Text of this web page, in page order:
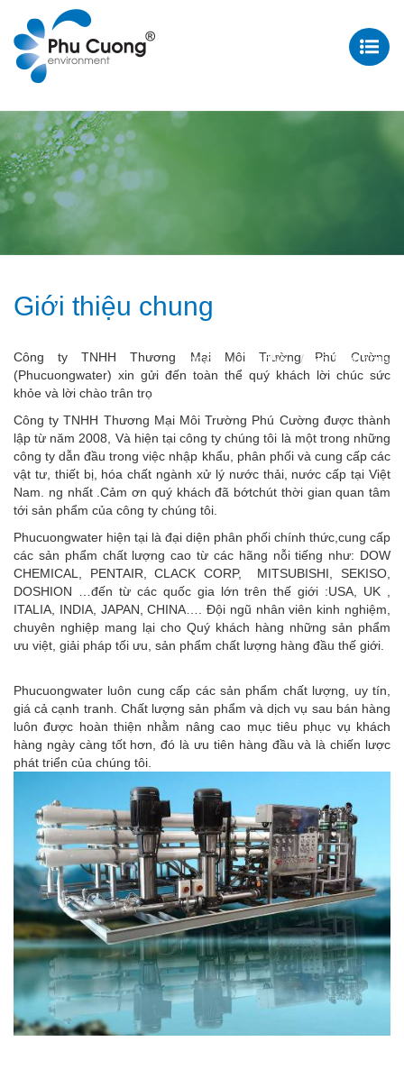
Trang chủ Giới thiệu Giới thiệu chung
Giới thiệu chung
Công ty TNHH Thương Mại Môi Trường Phú Cường
(Phucuongwater) xin gửi đến toàn thể quý khách lời chúc sức
khỏe và lời chào trân trọ
Công ty TNHH Thương Mại Môi Trường Phú Cường được thành
lập từ năm 2008, Và hiện tại công ty chúng tôi là một trong những
công ty dẫn đầu trong việc nhập khẩu, phân phối và cung cấp các
vật tư, thiết bị, hóa chất ngành xử lý nước thải, nước cấp tại Việt
Nam. ng nhất .Cảm ơn quý khách đã bớtchút thời gian quan tâm
tới sản phẩm của công ty chúng tôi.
Phucuongwater hiện tại là đại diện phân phối chính thức,cung cấp
các sản phẩm chất lượng cao từ các hãng nỗi tiếng như: DOW
CHEMICAL, PENTAIR, CLACK CORP, MITSUBISHI, SEKISO,
DOSHION …đến từ các quốc gia lớn trên thế giới :USA, UK ,
ITALIA, INDIA, JAPAN, CHINA…. Đội ngũ nhân viên kinh nghiệm,
chuyên nghiệp mang lại cho Quý khách hàng những sản phẩm
ưu việt, giải pháp tối ưu, sản phẩm chất lượng hàng đầu thế giới.
Phucuongwater luôn cung cấp các sản phẩm chất lượng, uy tín,
giá cả cạnh tranh. Chất lượng sản phẩm và dịch vụ sau bán hàng
luôn được hoàn thiện nhằm nâng cao mục tiêu phục vụ khách
hàng ngày càng tốt hơn, đó là ưu tiên hàng đầu và là chiến lược
phát triển của chúng tôi.